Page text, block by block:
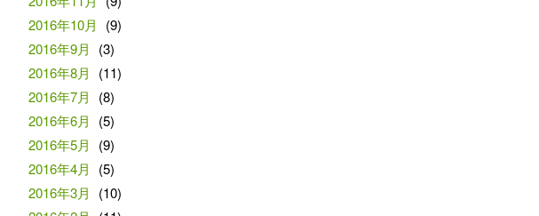
2016年10月
(9)
2016年9月
(3)
2016年8月
(11)
2016年7月
(8)
2016年6月
(5)
2016年5月
(9)
2016年4月
(5)
2016年3月
(10)